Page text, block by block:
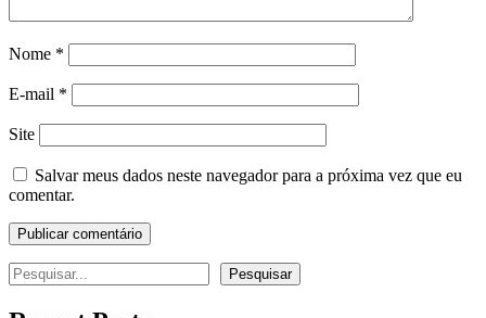
Nome *
E-mail *
Site
Salvar meus dados neste navegador para a próxima vez que eu
comentar.
Pesquisar Pesquisar